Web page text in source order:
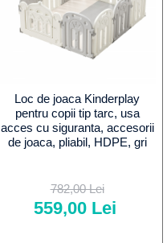
Loc de joaca Kinderplay
pentru copii tip tarc, usa
acces cu siguranta, accesorii
de joaca, pliabil, HDPE, gri
782,00 Lei
559,00 Lei